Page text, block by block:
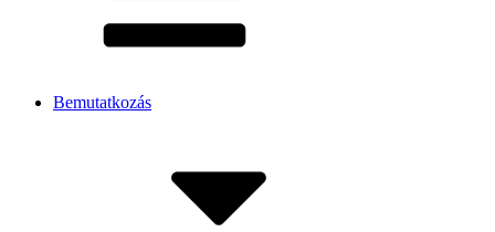
Bemutatkozás